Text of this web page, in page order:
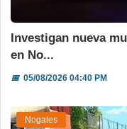
Investigan nueva
en No...
📅05/08/2026 04:40 PM
Nogales